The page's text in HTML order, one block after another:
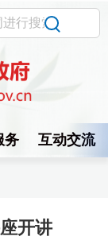
务 互动交流
开讲